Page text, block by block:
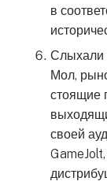
в
Слыхали
Мол,
стоящие
своей